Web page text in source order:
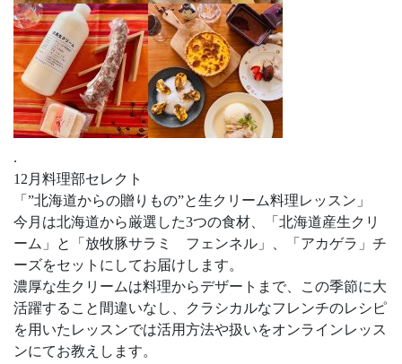
.
12月料理部セレクト
「”北海道からの贈りもの”と生クリーム料理レッスン」
今月は北海道から厳選した3つの食材、「北海道産生クリ
ーム」と「放牧豚サラミ フェンネル」、「アカゲラ」チ
ーズをセットにしてお届けします。
濃厚な生クリームは料理からデザートまで、この季節に大
活躍すること間違いなし、クラシカルなフレンチのレシピ
を用いたレッスンでは活用方法や扱いをオンラインレッス
ンにてお教えします。